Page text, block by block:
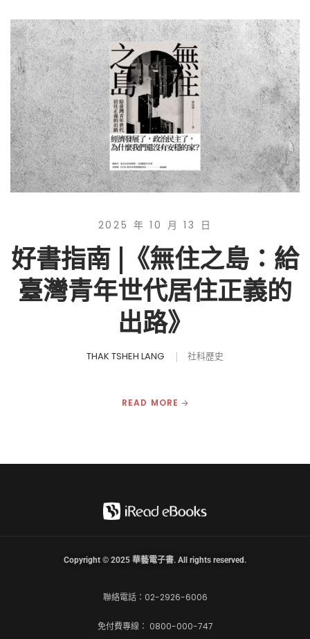
2025 年 10 月 13 日
好書指南 |《無住之島：給
臺灣青年世代居住正義的
出路》
THAK TSHEH LANG 社科歷史
READ MORE
聯絡電話：02-2926-6006
免付費專線： 0800-000-747
Copyright © 2025 華藝電子書. All rights reserved.